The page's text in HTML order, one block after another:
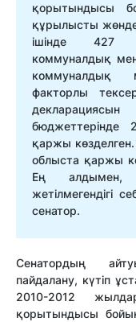
қорытындысы
құрылысты
ішінде 427
коммуналдық
коммуналдық
факторлы
бюджеттерінде
қаржы
облыста қаржы
Ең алдымен,
жетілмегендігі
сенатор.
Сенатордың
пайдалану, күтіп
2010-2012
қорытындысы